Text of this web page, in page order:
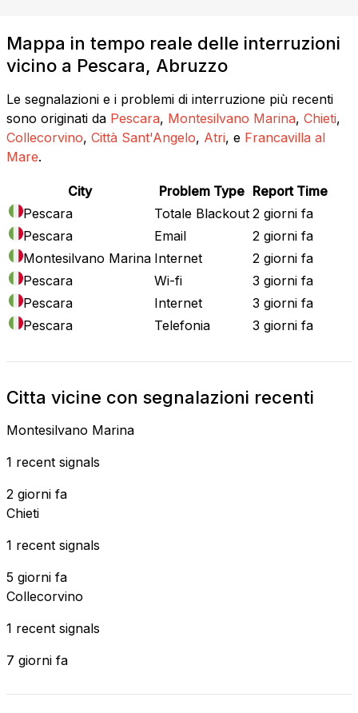
Mappa in tempo reale delle interruzioni
vicino a Pescara, Abruzzo
Le segnalazioni e i problemi di interruzione più recenti
sono originati da Pescara, Montesilvano Marina, Chieti,
Collecorvino, Città Sant'Angelo, Atri, e Francavilla al
Mare.
City Problem Type Report Time
Pescara
Totale Blackout 2 giorni fa
Pescara
Email
2 giorni fa
Montesilvano Marina Internet
2 giorni fa
Pescara
Wi-fi
3 giorni fa
Pescara
Internet
3 giorni fa
Pescara
Telefonia 3 giorni fa
Citta vicine con segnalazioni recenti
Montesilvano Marina
1 recent signals
2 giorni fa
Chieti
1 recent signals
5 giorni fa
Collecorvino
1 recent signals
7 giorni fa